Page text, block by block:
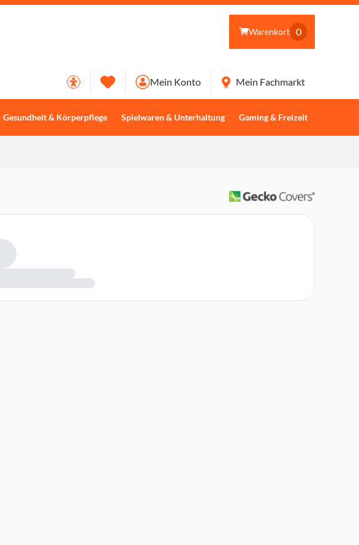
Warenkorb 0
Gesundheit & Körperpflege Spielwaren & Unterhaltung Gaming & Freizeit
Mein Konto Mein Fachmarkt